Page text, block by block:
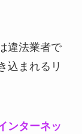
違法業者で
込まれるリ
ンターネッ